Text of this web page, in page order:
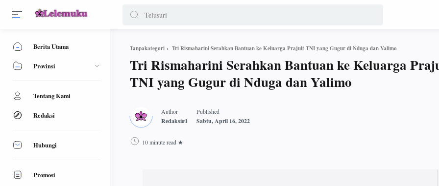
Tanpakategori Tri Rismaharini Serahkan Bantuan ke Keluarga Prajuit TNI yang Gugur di Nduga dan Yalimo
Tri Rismaharini Serahkan Bantuan ke Keluarga
TNI yang Gugur di Nduga dan Yalimo
10 minute read
Berita Utama
Provinsi
Tentang Kami
Redaksi
Hubungi
Promosi